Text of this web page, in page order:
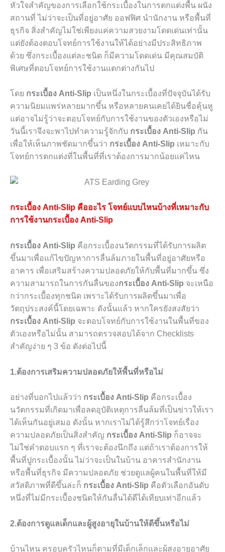
หัวใจสำคัญของการเลือกใช้กระเบื้องในการตกแต่งพื้น ผนัง
สถานที่ ไม่ว่าจะเป็นที่อยู่อาศัย ออฟฟิศ นำนักงาน หรือพื้นที่
ธุรกิจ สิ่งสำคัญไม่ใช่เพียงแค่ความสวยงามโดดเด่นเท่านั้น
แต่ยังต้องตอบโจทย์การใช้งานให้ได้อย่างมีประสิทธิภาพ
ด้วย ซึ่งกระเบื้องแต่ละชนิด ก็มีความโดดเด่น มีคุณสมบัติ
พิเศษที่ตอบโจทย์การใช้งานแตกต่างกันไป
โดย กระเบื้อง Anti-Slip เป็นหนึ่งในกระเบื้องที่ปัจจุบันได้รับ
ความนิยมแพร่หลายมากขึ้น หรือหลายคนเคยได้ยินชื่อคุ้นหู
แต่อาจไม่รู้ว่าจะตอบโจทย์กับการใช้งานของตัวเองหรือไม่
วันนี้เราจึงจะพาไปทำความรู้จักกับ กระเบื้อง Anti-Slip กัน
เพื่อให้เห็นภาพชัดมากขึ้นว่า กระเบื้อง Anti-Slip เหมาะกับ
โจทย์การตกแต่งที่ในพื้นที่ที่เราต้องการมากน้อยแค่ไหน
กระเบื้อง Anti-Slip คืออะไร โจทย์แบบไหนบ้างที่เหมาะกับ
การใช้งานกระเบื้อง Anti-Slip
กระเบื้อง Anti-Slip คือกระเบื้องนวัตกรรมที่ได้รับการผลิต
ขึ้นมาเพื่อแก้ไขปัญหาการลื่นล้มภายในพื้นที่อยู่อาศัยหรือ
อาคาร เพื่อเสริมสร้างความปลอดภัยให้กับพื้นที่มากขึ้น ซึ่ง
ความสามารถในการกันลื่นของกระเบื้อง Anti-Slip จะเหนือ
กว่ากระเบื้องทุกชนิด เพราะได้รับการผลิตขึ้นมาเพื่อ
วัตถุประสงค์นี้โดยเฉพาะ ดังนั้นแล้ว หากใครยังสงสัยว่า
กระเบื้อง Anti-Slip จะตอบโจทย์กับการใช้งานในพื้นที่ของ
ตัวเองหรือไม่นั้น สามารถตรวจสอบได้จาก Checklists
สำคัญง่าย ๆ 3 ข้อ ดังต่อไปนี้
1.ต้องการเสริมความปลอดภัยให้พื้นที่หรือไม่
อย่างที่บอกไปแล้วว่า กระเบื้อง Anti-Slip คือกระเบื้อง
นวัตกรรมที่เกิดมาเพื่อลดอุบัติเหตุการลื่นล้มที่เป็นข่าวให้เรา
ได้เห็นกันอยู่เสมอ ดังนั้น หากเราไม่ได้รู้สึกว่าโจทย์เรื่อง
ความปลอดภัยเป็นสิ่งสำคัญ กระเบื้อง Anti-Slip ก็อาจจะ
ไม่ใช่คำตอบแรก ๆ ที่เราจะต้องนึกถึง แต่ถ้าเราต้องการให้
พื้นที่ปูกระเบื้องนั้น ไม่ว่าจะเป็นในบ้าน อาคารสำนักงาน
หรือพื้นที่ธุรกิจ มีความปลอดภัย ช่วยดูแลผู้คนในพื้นที่ให้มี
สวัสดิภาพที่ดีขึ้นล่ะก็ กระเบื้อง Anti-Slip คือตัวเลือกอันดับ
หนึ่งที่ไม่มีกระเบื้องชนิดให้กันลื่นได้ดีได้เทียบเท่าอีกแล้ว
2.ต้องการดูแลเด็กและผู้สูงอายุในบ้านให้ดีขึ้นหรือไม่
บ้านไหน ครอบครัวไหนก็ตามที่มีเด็กเล็กและผู้สูงอายุอาศัย